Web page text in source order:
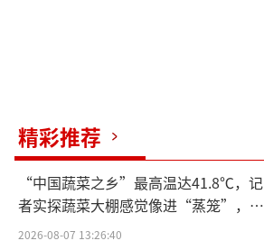
精彩推荐
“中国蔬菜之乡”最高温达41.8℃，记
者实探蔬菜大棚感觉像进“蒸笼”，有
村民称只能凌晨两点起来干活
2026-08-07 13:26:40